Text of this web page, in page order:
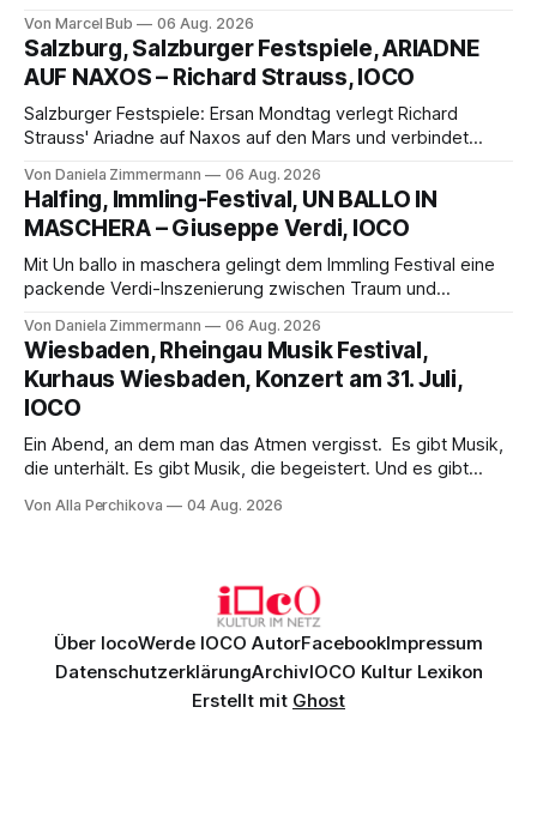
eine bildgewaltige Inszenierung, Maxime Pascal entfaltet
die komplexe Partitur eindrucksvoll, Philippe Sly berührt als
Franziskus.
Von Marcel Bub 06 Aug. 2026
Salzburg, Salzburger Festspiele, ARIADNE
AUF NAXOS – Richard Strauss, IOCO
Salzburger Festspiele: Ersan Mondtag verlegt Richard
Strauss' Ariadne auf Naxos auf den Mars und verbindet
Aufführung mit starken Solisten und den Wiener
Philharmonikern, szenisch bleibt der zweite Akt jedoch
hinter den Erwartungen zurück.
Von Daniela Zimmermann 06 Aug. 2026
Halfing, Immling-Festival, UN BALLO IN
MASCHERA – Giuseppe Verdi, IOCO
Mit Un ballo in maschera gelingt dem Immling Festival eine
packende Verdi-Inszenierung zwischen Traum und
psychologische Tiefe mit starken Bildern, getragen von
einem spielfreudigen Ensemble und einer musikalisch
überzeugenden Gesamtleistung.
Von Daniela Zimmermann 06 Aug. 2026
Wiesbaden, Rheingau Musik Festival,
Kurhaus Wiesbaden, Konzert am 31. Juli,
IOCO
Ein Abend, an dem man das Atmen vergisst. Es gibt Musik,
die unterhält. Es gibt Musik, die begeistert. Und es gibt
Genau so war der Abend im Kurhaus Wiesbaden, an dem
Von Alla Perchikova 04 Aug. 2026
Über IocoWerde IOCO AutorFacebookImpressum
DatenschutzerklärungArchivIOCO Kultur Lexikon
Erstellt mit Ghost